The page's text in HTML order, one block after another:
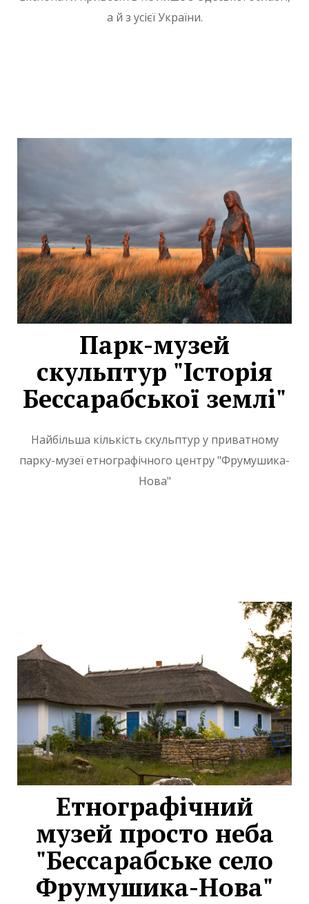
а й з усієї України.
Парк-музей
скульптур "Історія
Бессарабської землі"
Найбільша кількість скульптур у приватному
парку-музеї етнографічного центру "Фрумушика-
Нова"
Етнографічний
музей просто неба
"Бессарабське село
Фрумушика-Нова"